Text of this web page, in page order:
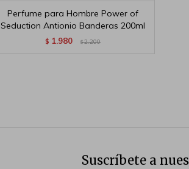
Perfume para Hombre Power of
Seduction Antionio Banderas 200ml
$ 1.980 $ 2.200
Suscríbete a